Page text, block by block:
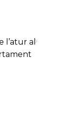
l’atur al